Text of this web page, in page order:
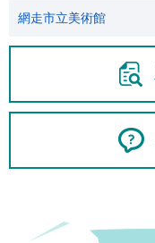
網走市立美術館